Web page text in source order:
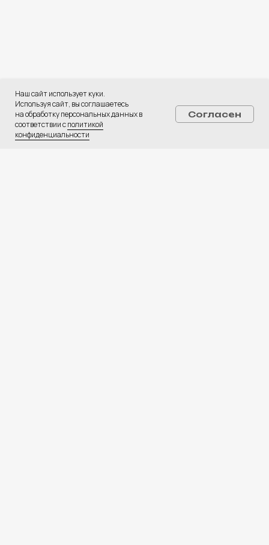
CPA Автомобили
CPA Недвижимость
Digital-реклама
Наш сайт использует куки.
Используя сайт, вы соглашаетесь
на обработку персональных данных в
соответствии сполитикой
конфиденциальности
Согласен